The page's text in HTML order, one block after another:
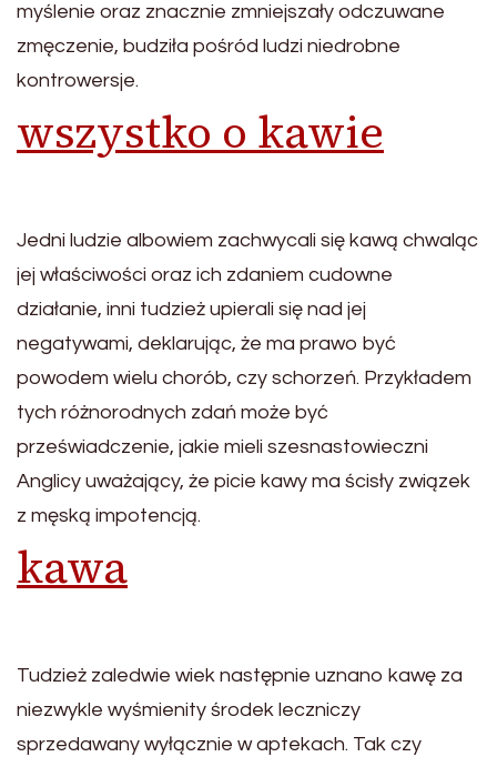
myślenie oraz znacznie zmniejszały odczuwane
zmęczenie, budziła pośród ludzi niedrobne
kontrowersje.
wszystko o kawie
Jedni ludzie albowiem zachwycali się kawą chwaląc
jej właściwości oraz ich zdaniem cudowne
działanie, inni tudzież upierali się nad jej
negatywami, deklarując, że ma prawo być
powodem wielu chorób, czy schorzeń. Przykładem
tych różnorodnych zdań może być
przeświadczenie, jakie mieli szesnastowieczni
Anglicy uważający, że picie kawy ma ścisły związek
z męską impotencją.
kawa
Tudzież zaledwie wiek następnie uznano kawę za
niezwykle wyśmienity środek leczniczy
sprzedawany wyłącznie w aptekach. Tak czy